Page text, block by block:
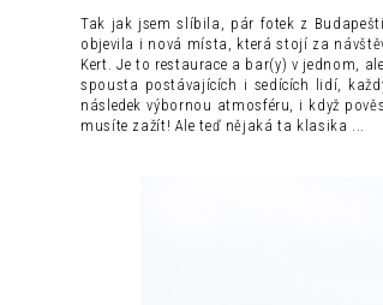
Tak jak jsem slíbila, pár fotek z
objevila i nová místa, která stojí za
Kert. Je to restaurace a bar(y) v jednom,
spousta postávajících i sedících lidí,
následek výbornou atmosféru, i když
musíte zažít! Ale teď nějaká ta klasika ...